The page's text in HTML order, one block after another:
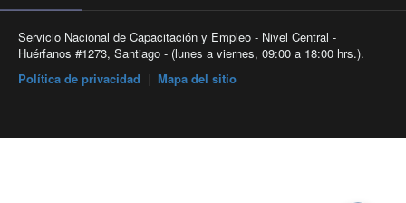
Servicio Nacional de Capacitación y Empleo - Nivel Central -
Huérfanos #1273, Santiago - (lunes a viernes, 09:00 a 18:00 hrs.).
Política de privacidad
Mapa del sitio